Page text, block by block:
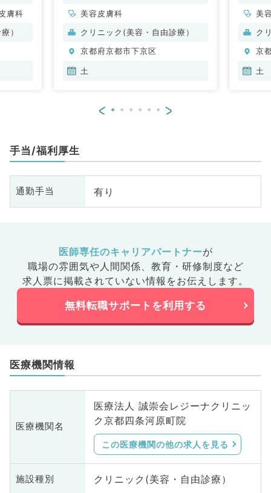
膚科
）
美容皮膚科
クリニック(美容・自由診療）
京都府京都市下京区
土
美
ク
京
土
< >
手当/福利厚生
通勤手当 有り
医師専任のキャリアパートナーが
職場の雰囲気や人間関係、 教育・研修制度など
求人票に掲載されていない情報をお伝えします。
無料転職サポートを利用する
医療機関情報
医療機関名
医療法人 誠崇会レジーナクリニッ
ク京都四条河原町院
この医療機関の他の求人を見る
施設種別 クリニック(美容・自由診療）